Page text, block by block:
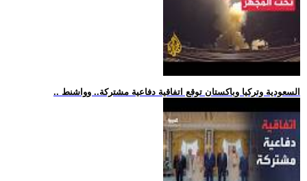
.. السعودية وتركيا وباكستان توقع اتفاقية دفاعية مشتركة.. وواشنط